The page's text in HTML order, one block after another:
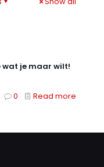
wat je maar wilt!
0 Read more